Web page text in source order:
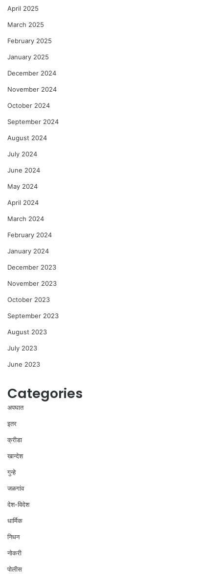
April 2025
March 2025
February 2025
January 2025
December 2024
November 2024
October 2024
September 2024
August 2024
July 2024
June 2024
May 2024
April 2024
March 2024
February 2024
January 2024
December 2023
November 2023
October 2023
September 2023
August 2023
July 2023
June 2023
Categories
अपघात
इतर
क्रीडा
खान्देश
गुन्हे
जळगांव
देश-विदेश
धार्मिक
निधन
नोकरी
पोलीस